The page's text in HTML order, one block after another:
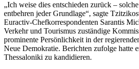
„Ich weise dies entschieden zurück –
entbehren jeder Grundlage“, sagte
Euractiv-Chefkorrespondenten Sarantis
Verkehr und Tourismus zuständige
prominente Persönlichkeit in der
Neue Demokratie. Berichten zufolge hatte
Thessaloniki zu kandidieren.